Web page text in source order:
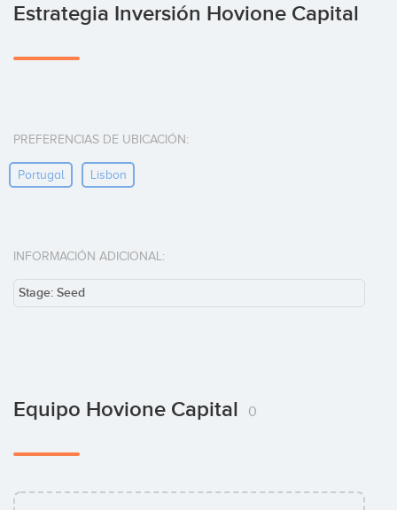
Estrategia Inversión Hovione Capital
PREFERENCIAS DE UBICACIÓN:
Portugal Lisbon
INFORMACIÓN ADICIONAL:
Stage: Seed
Equipo Hovione Capital 0